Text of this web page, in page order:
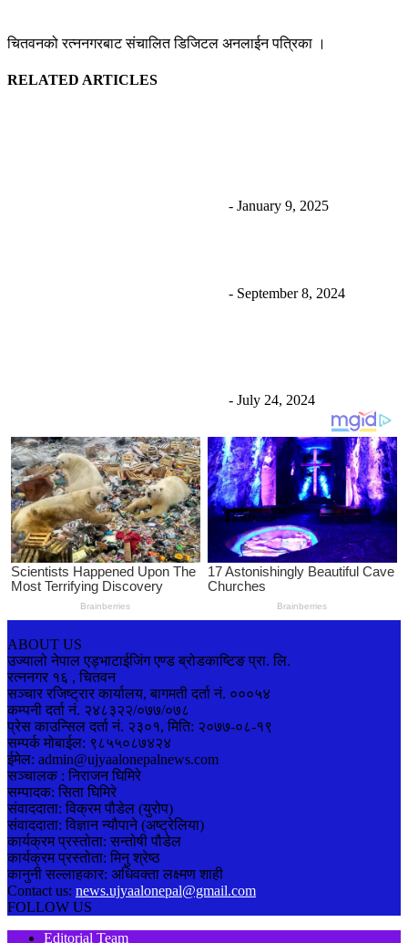
चितवनको रत्ननगरबाट संचालित डिजिटल अनलाईन पत्रिका ।
RELATED ARTICLES
- January 9, 2025
- September 8, 2024
- July 24, 2024
ABOUT US
उज्यालो नेपाल एड्भाटाईजिंग एण्ड ब्रोडकाष्टिङ प्रा. लि.
रत्ननगर १६ , चितवन
सञ्चार रजिष्ट्रार कार्यालय, बागमती दर्ता नं. ०००५४
कम्पनी दर्ता नं. २४८३२२/०७७/०७८
प्रेस काउन्सिल दर्ता नं. २३०१, मिति: २०७७-०८-१९
सम्पर्क मोबाईल: ९८५५०८७४२४
ईमेल: admin@ujyaalonepalnews.com
सञ्चालक : निराजन घिमिरे
सम्पादक: सिता घिमिरे
संवाददाता: विक्रम पौडेल (युरोप)
संवाददाता: विज्ञान न्यौपाने (अष्ट्रेलिया)
कार्यक्रम प्रस्तोता: सन्तोषी पौडेल
कार्यक्रम प्रस्तोता: मिनु श्रेष्ठ
कानुनी सल्लाहकार: अधिवक्ता लक्ष्मण शाही
Contact us: news.ujyaalonepal@gmail.com
FOLLOW US
Editorial Team